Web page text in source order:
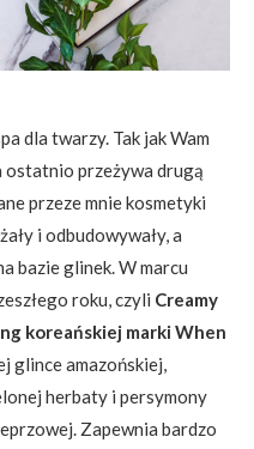
dla twarzy. Tak jak Wam
ostatnio przeżywa drugą
przeze mnie kosmetyki
i odbudowywały, a
bazie glinek. W marcu
roku, czyli Creamy
koreańskiej marki When
glince amazońskiej,
herbaty i persymony
Zapewnia bardzo